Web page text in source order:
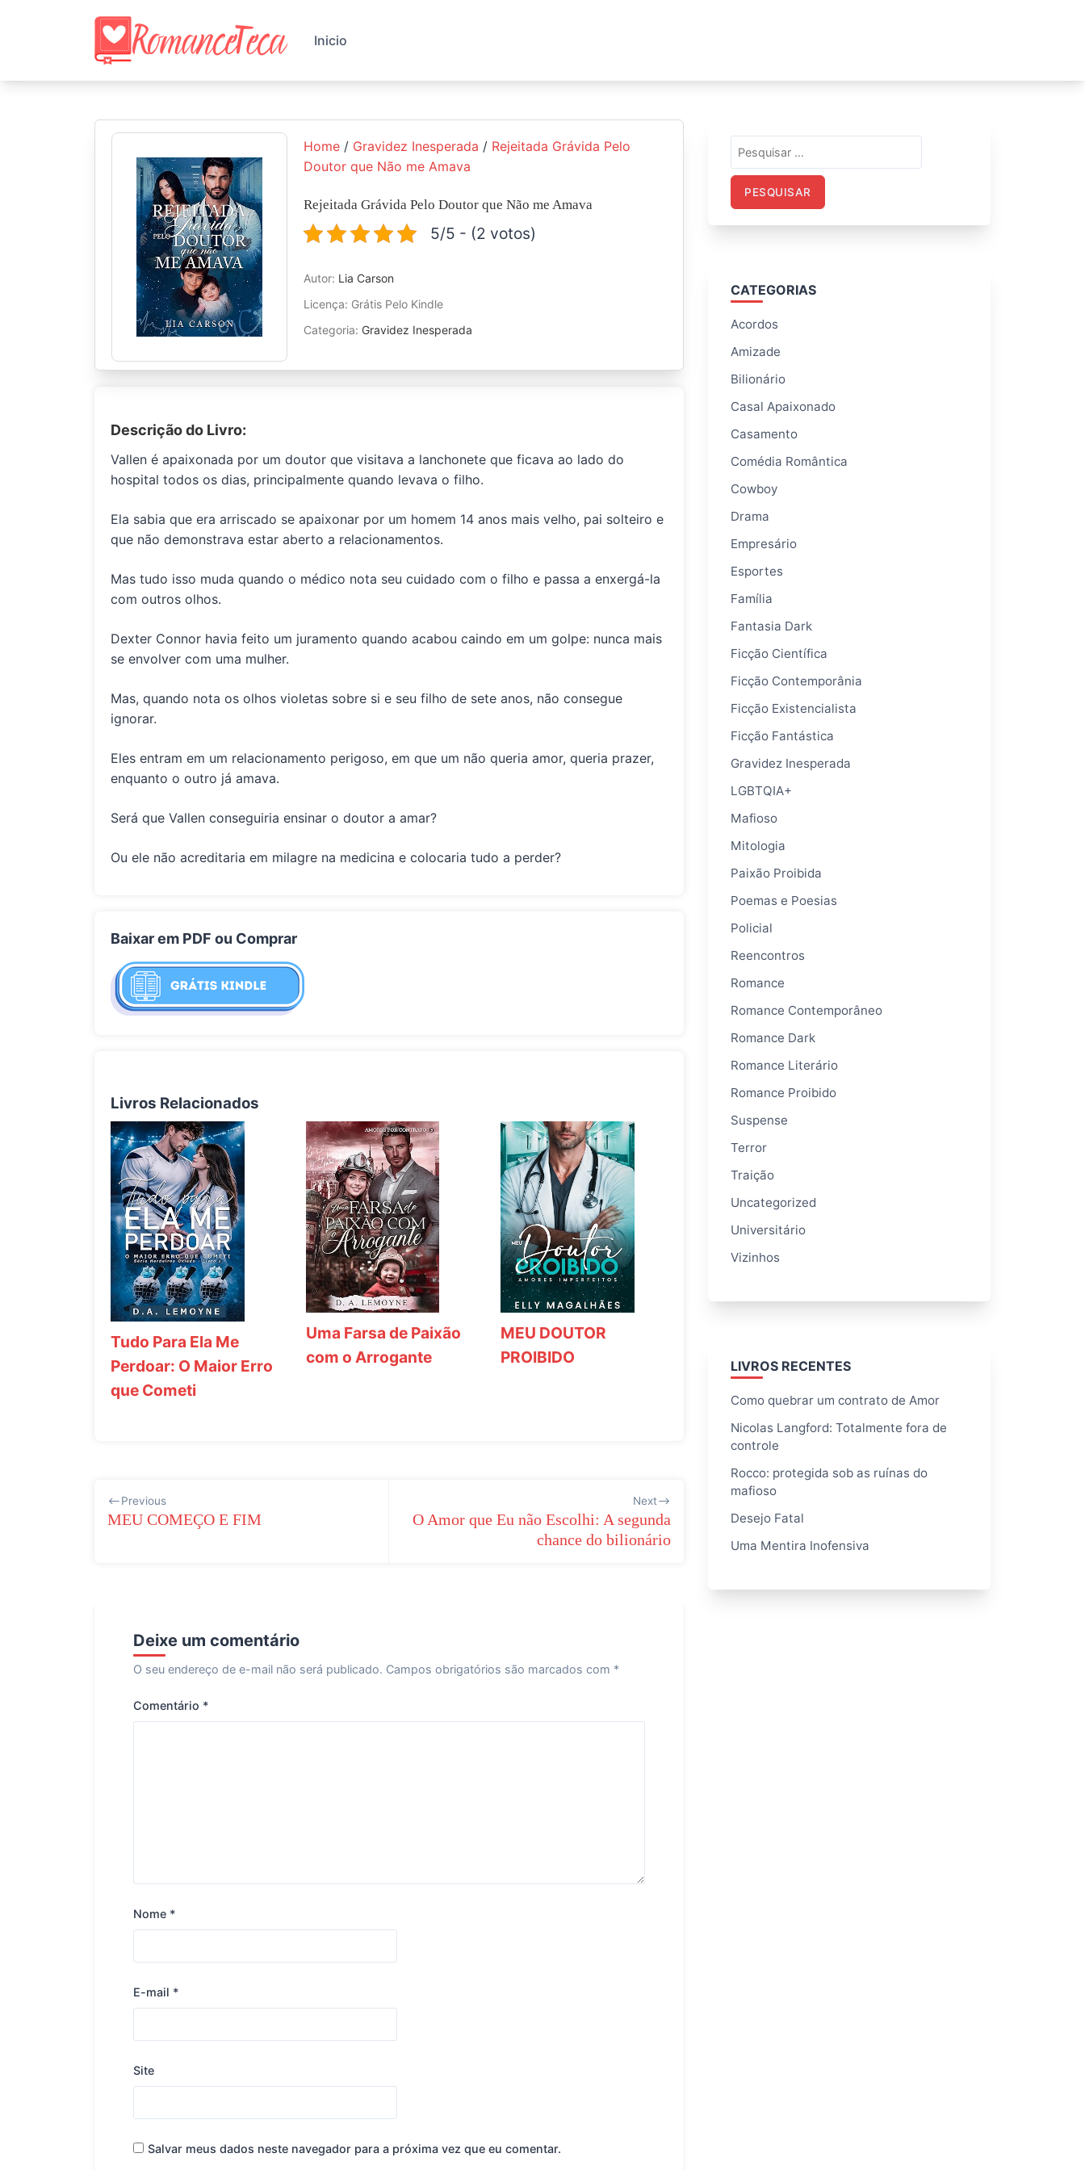
Inicio
Home / Gravidez Inesperada / Rejeitada Grávida Pelo
Doutor que Não me Amava
Rejeitada Grávida Pelo Doutor que Não me Amava
5/5 - (2 votos)
Autor: Lia Carson
Licença: Grátis Pelo Kindle
Categoria: Gravidez Inesperada
Descrição do Livro:
Vallen é apaixonada por um doutor que visitava a lanchonete que ficava ao lado do
hospital todos os dias, principalmente quando levava o filho.
Ela sabia que era arriscado se apaixonar por um homem 14 anos mais velho, pai solteiro e
que não demonstrava estar aberto a relacionamentos.
Mas tudo isso muda quando o médico nota seu cuidado com o filho e passa a enxergá-la
com outros olhos.
Dexter Connor havia feito um juramento quando acabou caindo em um golpe: nunca mais
se envolver com uma mulher.
Mas, quando nota os olhos violetas sobre si e seu filho de sete anos, não consegue
ignorar.
Eles entram em um relacionamento perigoso, em que um não queria amor, queria prazer,
enquanto o outro já amava.
Será que Vallen conseguiria ensinar o doutor a amar?
Ou ele não acreditaria em milagre na medicina e colocaria tudo a perder?
Baixar em PDF ou Comprar
Livros Relacionados
Tudo Para Ela Me
Perdoar: O Maior Erro
que Cometi
Uma Farsa de Paixão
com o Arrogante
MEU DOUTOR
PROIBIDO
de
Previous
MEU COMEÇO E FIM
Next
O Amor que Eu não Escolhi: A segunda
chance do bilionário
Deixe um comentário
O seu endereço de e-mail não será publicado. Campos obrigatórios são marcados com *
Comentário *
Nome *
E-mail *
Site
Salvar meus dados neste navegador para a próxima vez que eu comentar.
por:
CATEGORIAS
Acordos
Amizade
Bilionário
Casal Apaixonado
Casamento
Comédia Romântica
Cowboy
Drama
Empresário
Esportes
Família
Fantasia Dark
Ficção Científica
Ficção Contemporânia
Ficção Existencialista
Ficção Fantástica
Gravidez Inesperada
LGBTQIA+
Mafioso
Mitologia
Paixão Proibida
Poemas e Poesias
Policial
Reencontros
Romance
Romance Contemporâneo
Romance Dark
Romance Literário
Romance Proibido
Suspense
Terror
Traição
Uncategorized
Universitário
Vizinhos
LIVROS RECENTES
Como quebrar um contrato de Amor
Nicolas Langford: Totalmente fora de
controle
Rocco: protegida sob as ruínas do
mafioso
Desejo Fatal
Uma Mentira Inofensiva